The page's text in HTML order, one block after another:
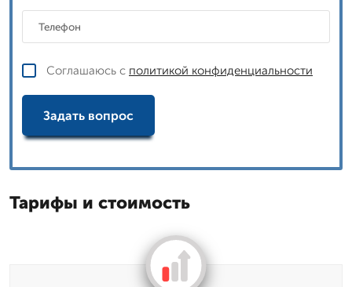
Соглашаюсь с политикой конфиденциальности
Задать вопрос
Тарифы и стоимость